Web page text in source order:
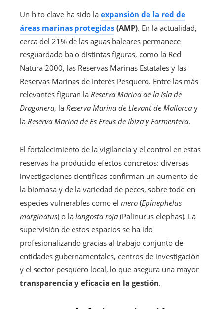
Un hito clave ha sido la expansión de la red de
áreas marinas protegidas (AMP). En la actualidad,
cerca del 21% de las aguas baleares permanece
resguardado bajo distintas figuras, como la Red
Natura 2000, las Reservas Marinas Estatales y las
Reservas Marinas de Interés Pesquero. Entre las más
relevantes figuran la Reserva Marina de la Isla de
Dragonera, la Reserva Marina de Llevant de Mallorca y
la Reserva Marina de Es Freus de Ibiza y Formentera.
El fortalecimiento de la vigilancia y el control en estas
reservas ha producido efectos concretos: diversas
investigaciones científicas confirman un aumento de
la biomasa y de la variedad de peces, sobre todo en
especies vulnerables como el mero (Epinephelus
marginatus) o la langosta roja (Palinurus elephas). La
supervisión de estos espacios se ha ido
profesionalizando gracias al trabajo conjunto de
entidades gubernamentales, centros de investigación
y el sector pesquero local, lo que asegura una mayor
transparencia y eficacia en la gestión.